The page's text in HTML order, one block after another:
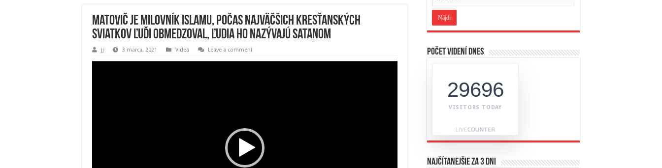
Matovič je milovník Islamu, počas najväčšich kresťanských
sviatkov ľuďi obmedzoval, ľudia ho nazývajú Satanom
jj 3 marca, 2021 Videá Leave a comment Počet videní dnes
29696
VISITORS TODAY
Najčítanejšie za 3 dni